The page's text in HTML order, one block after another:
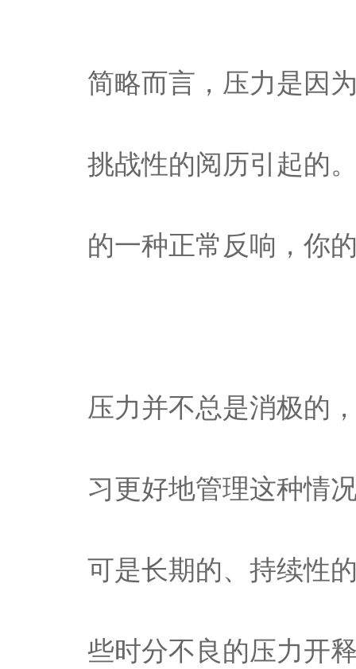
简略而言，压力是因
挑战性的阅历引起的
的一种正常反响，你
压力并不总是消极的
习更好地管理这种情
可是长期的、持续性
些时分不良的压力开